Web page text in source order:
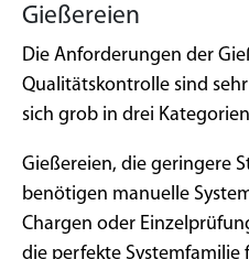
Gießereien
Die Anforderungen der
Qualitätskontrolle sind
sich grob in drei
Gießereien, die geringere
benötigen manuelle
Chargen oder
die perfekte